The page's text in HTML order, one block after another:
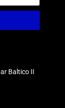
Baltico II